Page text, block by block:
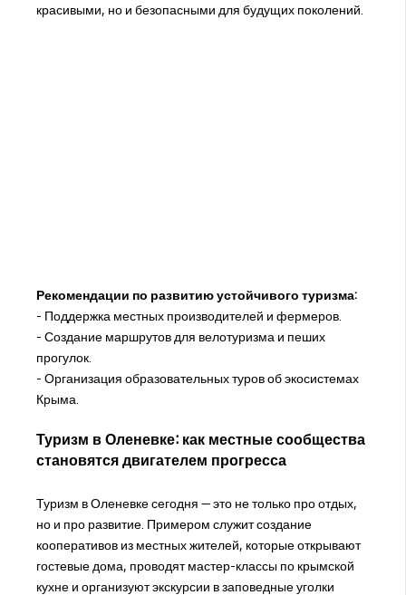
красивыми, но и безопасными для будущих поколений.
Рекомендации по развитию устойчивого туризма:
- Поддержка местных производителей и фермеров.
- Создание маршрутов для велотуризма и пеших
прогулок.
- Организация образовательных туров об экосистемах
Крыма.
Туризм в Оленевке: как местные сообщества
становятся двигателем прогресса
Туризм в Оленевке сегодня — это не только про отдых,
но и про развитие. Примером служит создание
кооперативов из местных жителей, которые открывают
гостевые дома, проводят мастер-классы по крымской
кухне и организуют экскурсии в заповедные уголки